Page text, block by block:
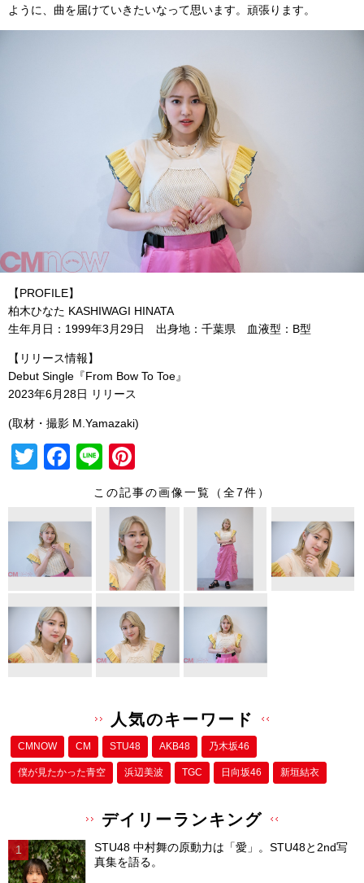
ように、曲を届けていきたいなって思います。頑張ります。
【PROFILE】
柏木ひなた KASHIWAGI HINATA
生年月日：1999年3月29日 出身地：千葉県 血液型：B型
【リリース情報】
Debut Single『From Bow To Toe』
2023年6月28日 リリース
(取材・撮影 M.Yamazaki)
T
er
F
e
b
o
o
k
Li
n
e
nt
er
e
st
この記事の画像一覧（全7件）
人気のキーワード
CMNOW CM STU48 AKB48 乃木坂46
僕が⾒たかった⻘空 浜辺美波 TGC 日向坂46 新垣結衣
デイリーランキング
STU48 中村舞の原動力は「愛」。STU48と2nd写
真集を語る。